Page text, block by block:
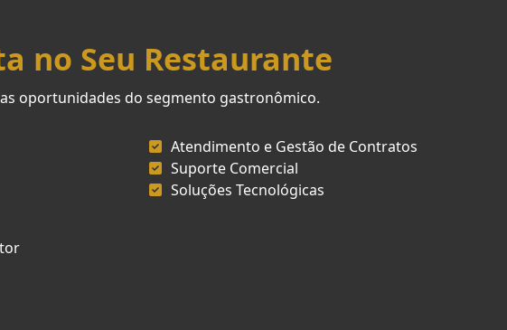
no Seu Restaurante
oportunidades do segmento gastronômico.
Atendimento e Gestão de Contratos
Suporte Comercial
Soluções Tecnológicas